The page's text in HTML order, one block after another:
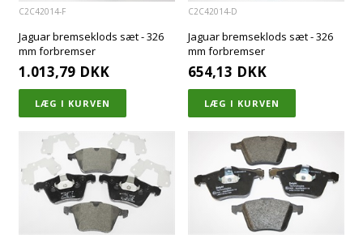
C2C42014-F
Jaguar bremseklods sæt - 326
mm forbremser
1.013,79 DKK
C2C42014-D
Jaguar bremseklods sæt - 326
mm forbremser
654,13 DKK